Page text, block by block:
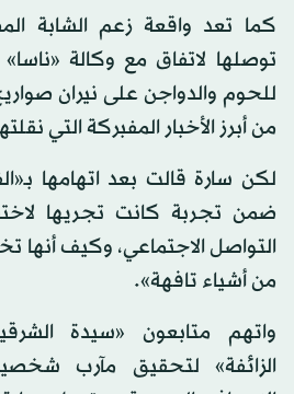
كما تعد واقعة زعم الشابة
توصلها لاتفاق مع وكالة
للحوم والدواجن على نيران
من أبرز الأخبار المفبركة التي
لكن سارة قالت بعد اتهامها
ضمن تجربة كانت تجريها
التواصل الاجتماعي، وكيف
من أشياء تافهة».
واتهم متابعون «سيدة
الزائفة» لتحقيق مآرب